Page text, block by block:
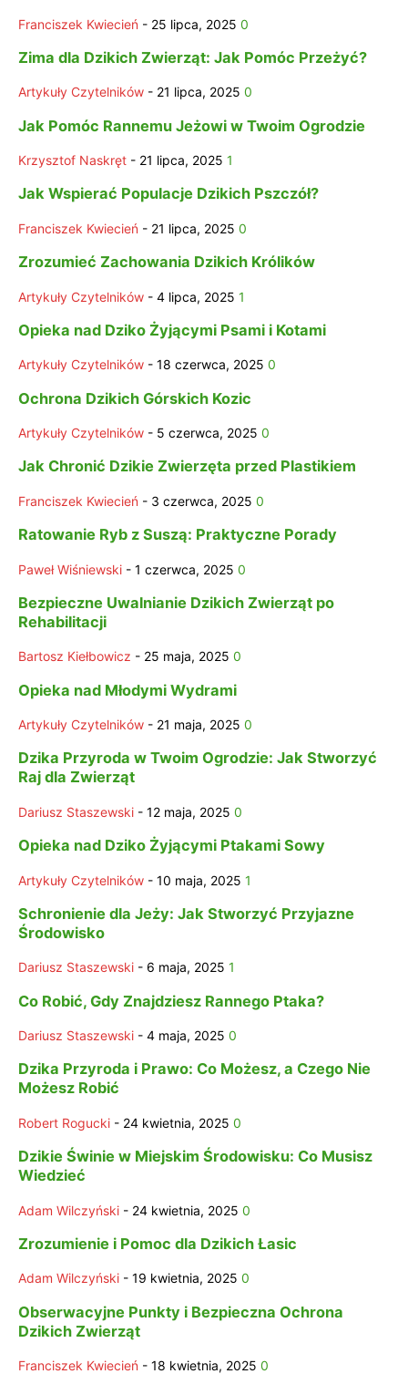
Franciszek Kwiecień - 25 lipca, 2025 0
Zima dla Dzikich Zwierząt: Jak Pomóc Przeżyć?
Artykuły Czytelników - 21 lipca, 2025 0
Jak Pomóc Rannemu Jeżowi w Twoim Ogrodzie
Krzysztof Naskręt - 21 lipca, 2025 1
Jak Wspierać Populacje Dzikich Pszczół?
Franciszek Kwiecień - 21 lipca, 2025 0
Zrozumieć Zachowania Dzikich Królików
Artykuły Czytelników - 4 lipca, 2025 1
Opieka nad Dziko Żyjącymi Psami i Kotami
Artykuły Czytelników - 18 czerwca, 2025 0
Ochrona Dzikich Górskich Kozic
Artykuły Czytelników - 5 czerwca, 2025 0
Jak Chronić Dzikie Zwierzęta przed Plastikiem
Franciszek Kwiecień - 3 czerwca, 2025 0
Ratowanie Ryb z Suszą: Praktyczne Porady
Paweł Wiśniewski - 1 czerwca, 2025 0
Bezpieczne Uwalnianie Dzikich Zwierząt po
Rehabilitacji
Bartosz Kiełbowicz - 25 maja, 2025 0
Opieka nad Młodymi Wydrami
Artykuły Czytelników - 21 maja, 2025 0
Dzika Przyroda w Twoim Ogrodzie: Jak Stworzyć
Raj dla Zwierząt
Dariusz Staszewski - 12 maja, 2025 0
Opieka nad Dziko Żyjącymi Ptakami Sowy
Artykuły Czytelników - 10 maja, 2025 1
Schronienie dla Jeży: Jak Stworzyć Przyjazne
Środowisko
Dariusz Staszewski - 6 maja, 2025 1
Co Robić, Gdy Znajdziesz Rannego Ptaka?
Dariusz Staszewski - 4 maja, 2025 0
Dzika Przyroda i Prawo: Co Możesz, a Czego Nie
Możesz Robić
Robert Rogucki - 24 kwietnia, 2025 0
Dzikie Świnie w Miejskim Środowisku: Co Musisz
Wiedzieć
Adam Wilczyński - 24 kwietnia, 2025 0
Zrozumienie i Pomoc dla Dzikich Łasic
Adam Wilczyński - 19 kwietnia, 2025 0
Obserwacyjne Punkty i Bezpieczna Ochrona
Dzikich Zwierząt
Franciszek Kwiecień - 18 kwietnia, 2025 0